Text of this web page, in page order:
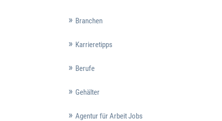
Branchen
Karrieretipps
Berufe
Gehälter
Agentur für Arbeit Jobs